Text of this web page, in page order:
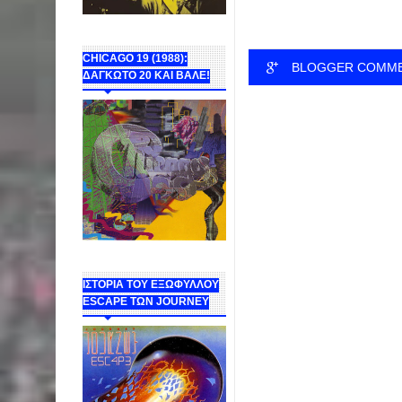
CHICAGO 19 (1988):
ΔΑΓΚΩΤΟ 20 ΚΑΙ ΒΑΛΕ!
ΙΣΤΟΡΙΑ ΤΟΥ ΕΞΩΦΥΛΛΟΥ
ESCAPE ΤΩΝ JOURNEY
BLOGGER